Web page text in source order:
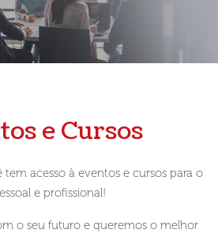
e Cursos
acesso à eventos e cursos para o
e profissional!
o seu futuro e queremos o melhor